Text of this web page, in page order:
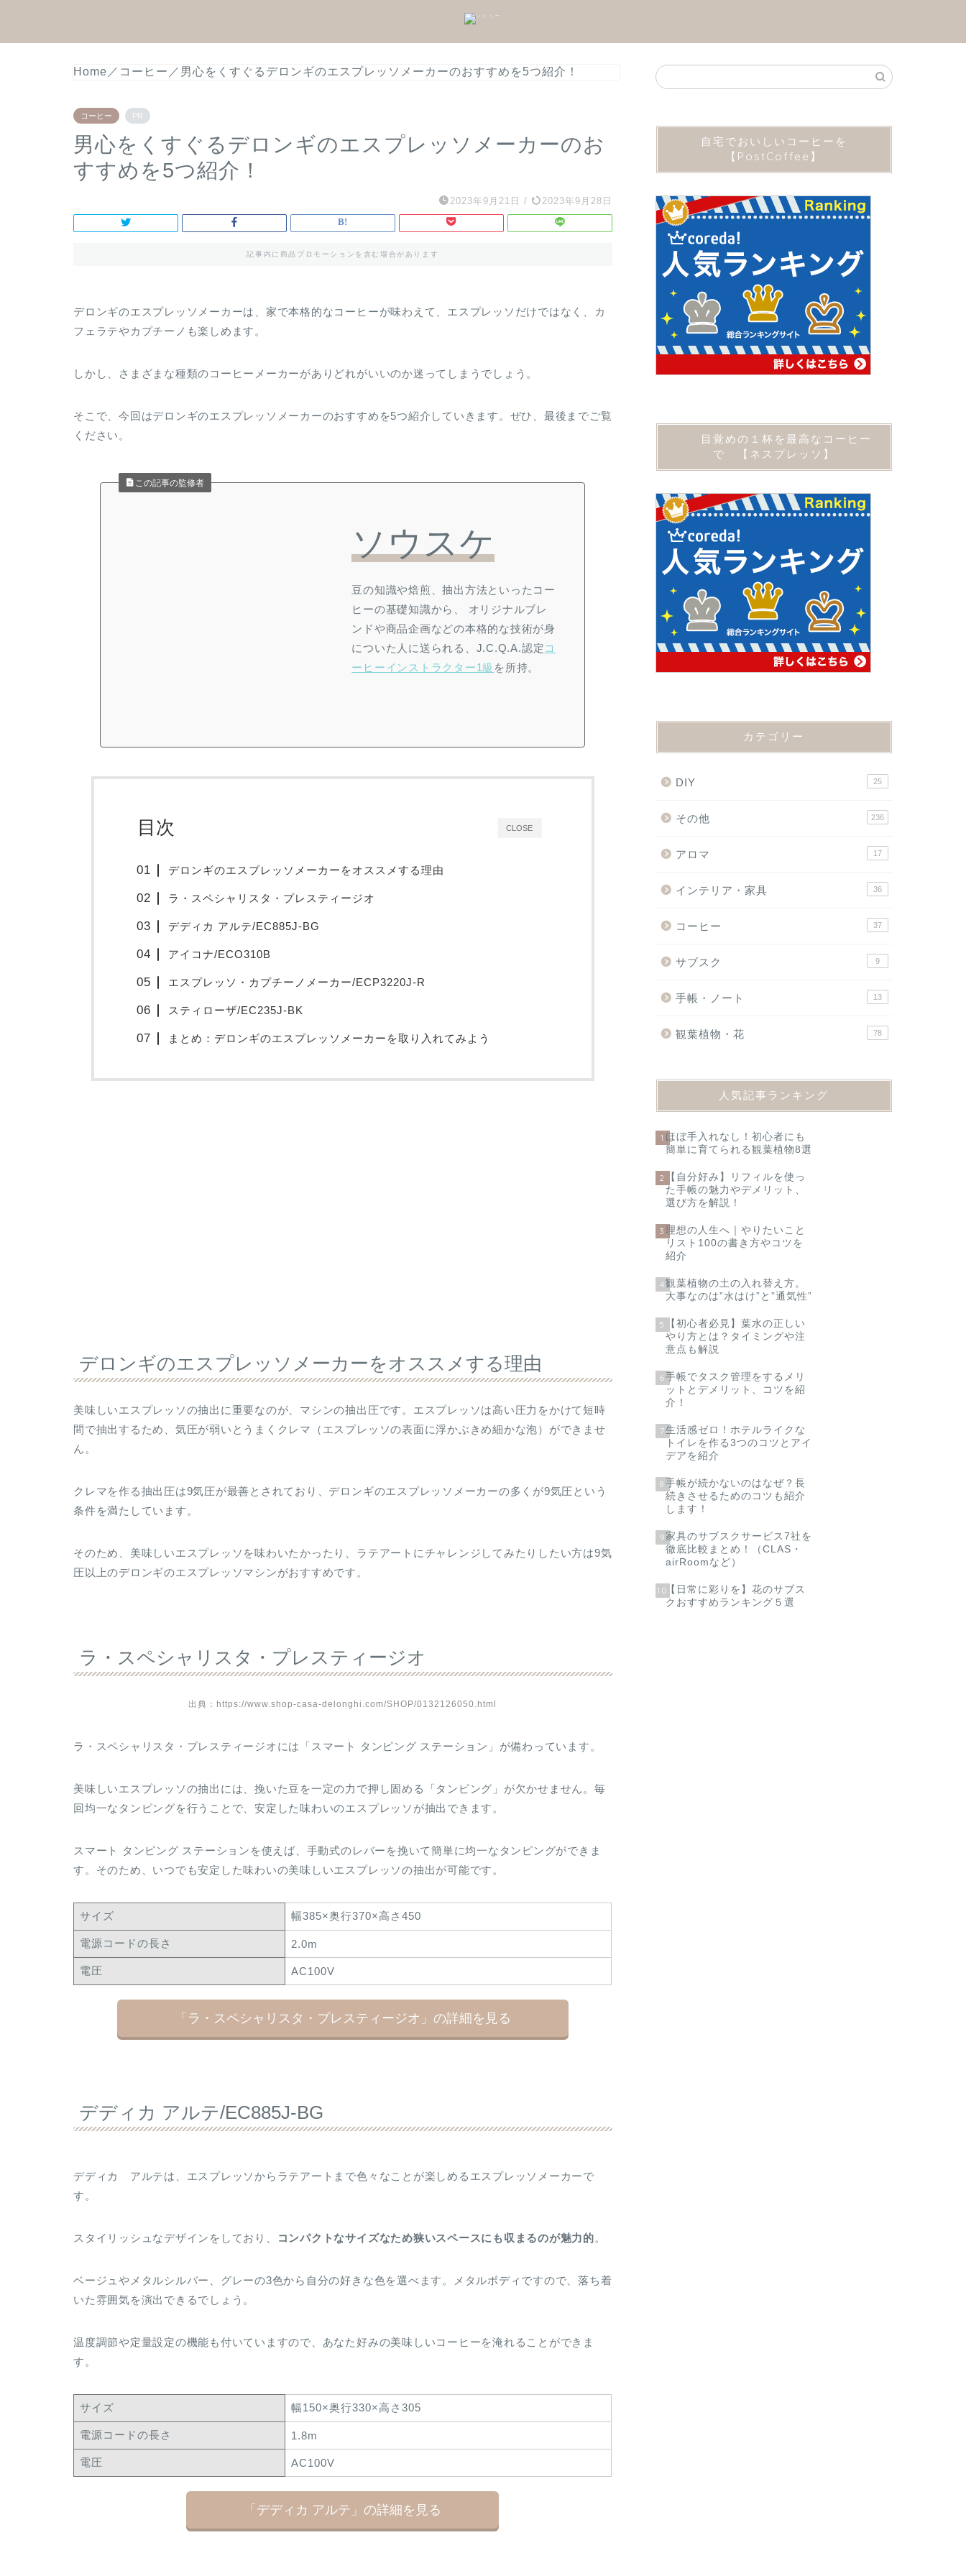
Home ／ コーヒー ／ 男心をくすぐるデロンギのエスプレッソメーカーのおすすめを5つ紹介！
コーヒー PR
男心をくすぐるデロンギのエスプレッソメーカーのお
すすめを5つ紹介！
2023年9月21日 / 2023年9月28日
記事内に商品プロモーションを含む場合があります
デロンギのエスプレッソメーカーは、家で本格的なコーヒーが味わえて、エスプレッソだけではなく、カ
フェラテやカプチーノも楽しめます。
しかし、さまざまな種類のコーヒーメーカーがありどれがいいのか迷ってしまうでしょう。
そこで、今回はデロンギのエスプレッソメーカーのおすすめを5つ紹介していきます。ぜひ、最後までご覧
ください。
この記事の監修者
ソウスケ
豆の知識や焙煎、抽出方法といったコー
ヒーの基礎知識から、 オリジナルブレ
ンドや商品企画などの本格的な技術が身
についた人に送られる、J.C.Q.A.認定コ
ーヒーインストラクター1級 を所持。
CLOSE
目次
デロンギのエスプレッソメーカーをオススメする理由
ラ・スペシャリスタ・プレスティージオ
デディカ アルテ/EC885J-BG
アイコナ/ECO310B
エスプレッソ・カプチーノメーカー/ECP3220J-R
スティローザ/EC235J-BK
まとめ：デロンギのエスプレッソメーカーを取り入れてみよう
デロンギのエスプレッソメーカーをオススメする理由
美味しいエスプレッソの抽出に重要なのが、マシンの抽出圧です。エスプレッソは高い圧力をかけて短時
間で抽出するため、気圧が弱いとうまくクレマ（エスプレッソの表面に浮かぶきめ細かな泡）ができませ
ん。
クレマを作る抽出圧は9気圧が最善とされており、デロンギのエスプレッソメーカーの多くが9気圧という
条件を満たしています。
そのため、美味しいエスプレッソを味わいたかったり、ラテアートにチャレンジしてみたりしたい方は9気
圧以上のデロンギのエスプレッソマシンがおすすめです。
ラ・スペシャリスタ・プレスティージオ
出典：https://www.shop-casa-delonghi.com/SHOP/0132126050.html
ラ・スペシャリスタ・プレスティージオには「スマート タンピング ステーション」が備わっています。
美味しいエスプレッソの抽出には、挽いた豆を一定の力で押し固める「タンピング」が欠かせません。毎
回均一なタンピングを行うことで、安定した味わいのエスプレッソが抽出できます。
スマート タンピング ステーションを使えば、手動式のレバーを挽いて簡単に均一なタンピングができま
す。そのため、いつでも安定した味わいの美味しいエスプレッソの抽出が可能です。
サイズ 幅385×奥行370×高さ450
電源コードの長さ 2.0m
電圧 AC100V
「ラ・スペシャリスタ・プレスティージオ」の詳細を見る
デディカ アルテ/EC885J-BG
デディカ アルテは、エスプレッソからラテアートまで色々なことが楽しめるエスプレッソメーカーで
す。
スタイリッシュなデザインをしており、 コンパクトなサイズなため狭いスペースにも収まるのが魅力的。
ベージュやメタルシルバー、グレーの3色から自分の好きな色を選べます。メタルボディですので、落ち着
いた雰囲気を演出できるでしょう。
温度調節や定量設定の機能も付いていますので、あなた好みの美味しいコーヒーを淹れることができま
す。
サイズ 幅150×奥行330×高さ305
電源コードの長さ 1.8m
電圧 AC100V
「デディカ アルテ」の詳細を見る
自宅でおいしいコーヒーを
【PostCoffee】
目覚めの１杯を最高なコーヒー
で 【ネスプレッソ】
カテゴリー
DIY 25
その他 236
アロマ 17
インテリア・家具 36
コーヒー 37
サブスク 9
手帳・ノート 13
観葉植物・花 78
人気記事ランキング
1 ほぼ手入れなし！初心者にも
簡単に育てられる観葉植物8選
2
【自分好み】リフィルを使っ
た手帳の魅力やデメリット、
選び方を解説！
3理想の人生へ｜やりたいこと
リスト100の書き方やコツを
紹介
4観葉植物の土の入れ替え方。
大事なのは”水はけ”と”通気性”
5
【初心者必見】葉水の正しい
やり方とは？タイミングや注
意点も解説
6手帳でタスク管理をするメリ
ットとデメリット、コツを紹
介！
7生活感ゼロ！ホテルライクな
トイレを作る3つのコツとアイ
デアを紹介
8手帳が続かないのはなぜ？長
続きさせるためのコツも紹介
します！
9家具のサブスクサービス7社を
徹底比較まとめ！（CLAS・
airRoomなど）
10【日常に彩りを】花のサブス
クおすすめランキング５選